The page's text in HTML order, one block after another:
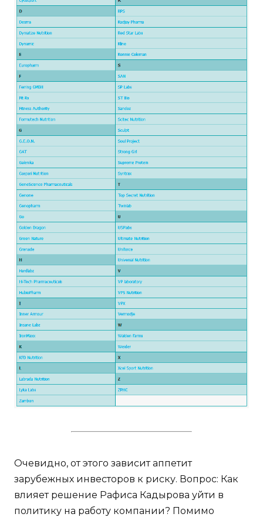
Очевидно, от этого зависит аппетит
зарубежных инвесторов к риску. Вопрос: Как
влияет решение Рафиса Кадырова уйти в
политику на работу компании? Помимо